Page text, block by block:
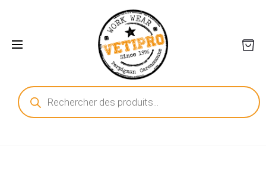
Recherche
de
produits